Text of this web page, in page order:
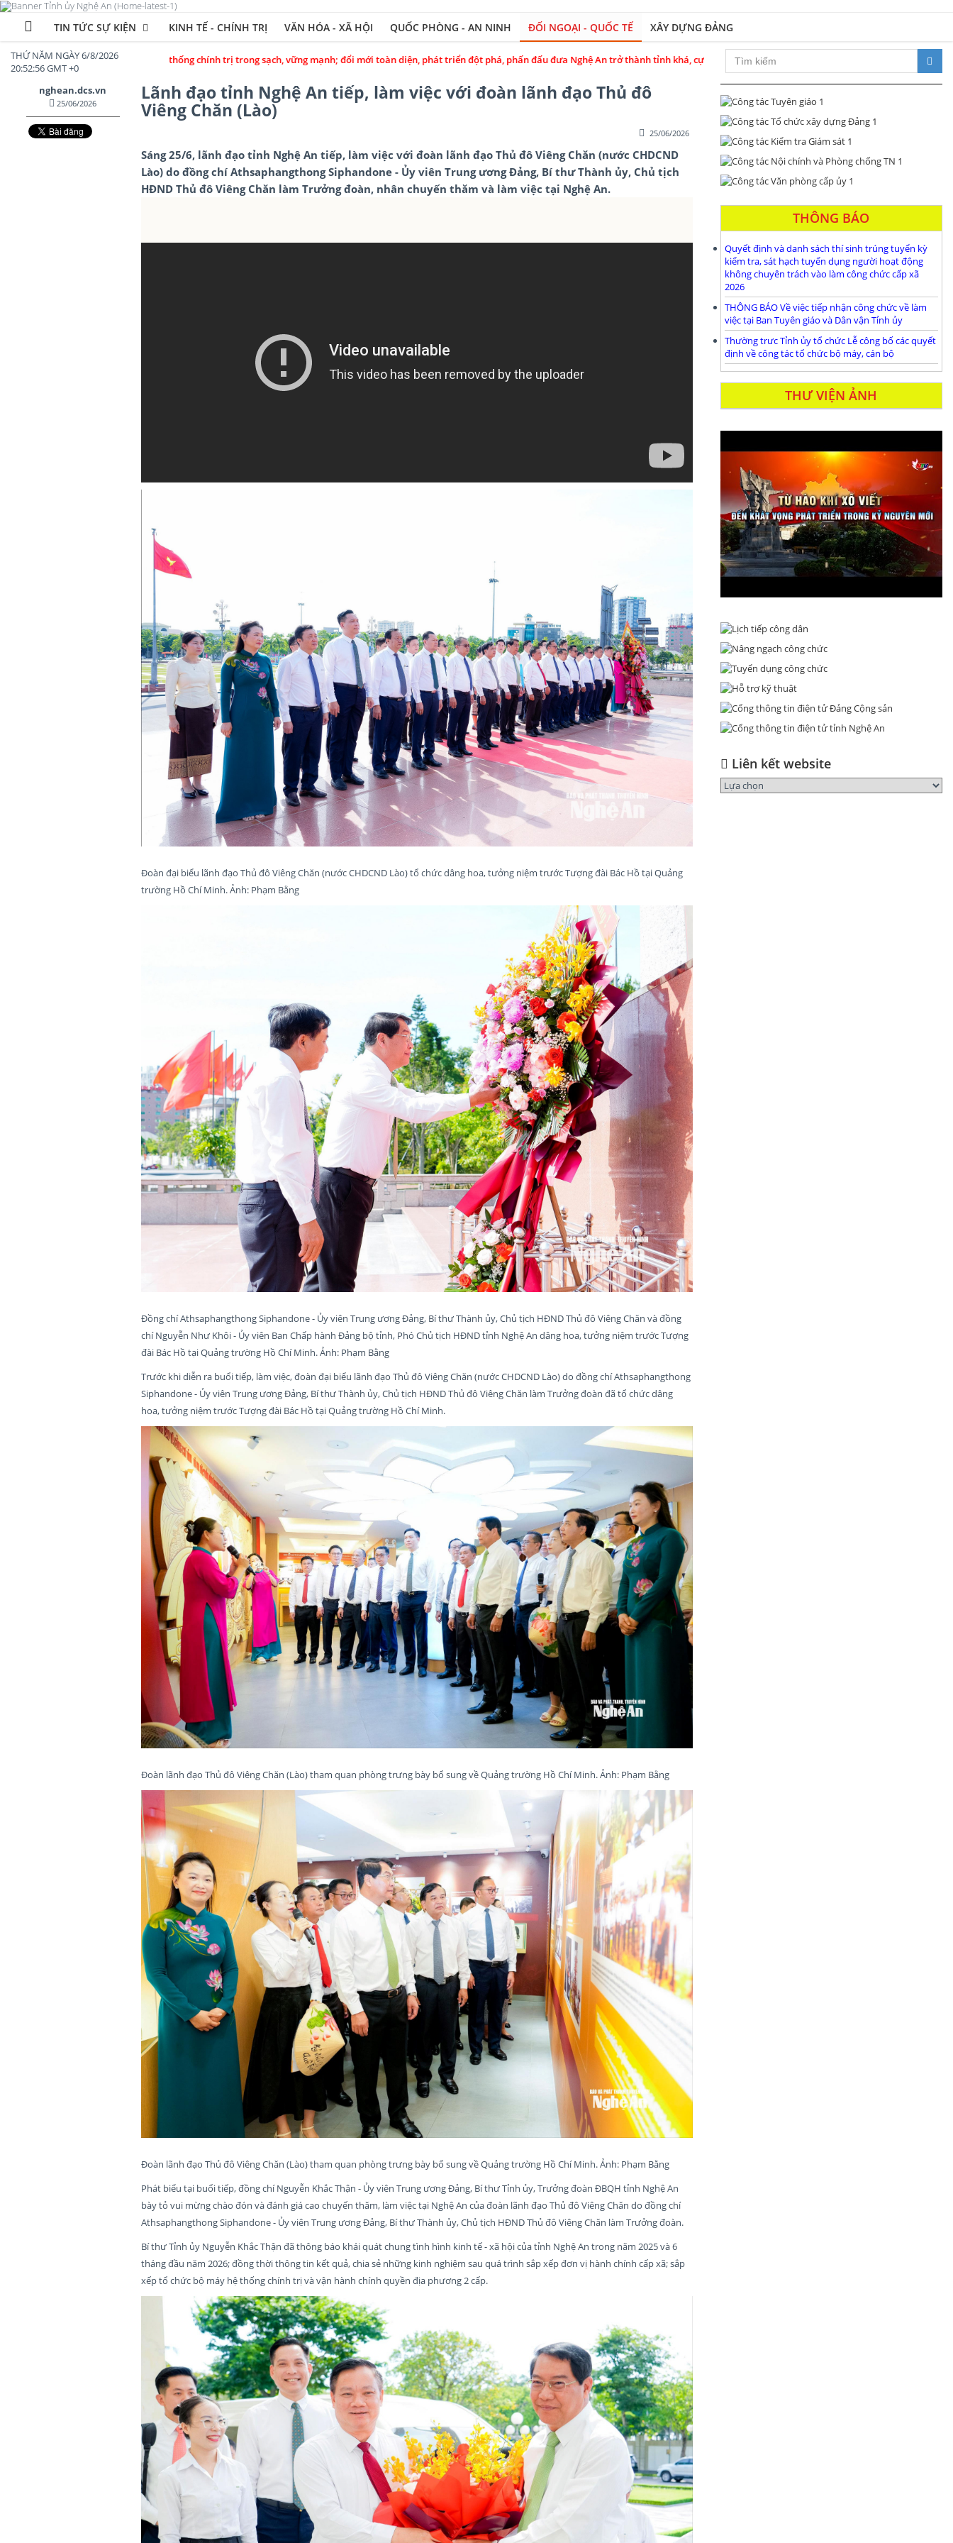
TIN TỨC SỰ KIỆN KINH TẾ - CHÍNH TRỊ VĂN HÓA - XÃ HỘI QUỐC PHÒNG - AN NINH ĐỐI NGOẠI - QUỐC TẾ XÂY DỰNG ĐẢNG
THỨ NĂM NGÀY 6/8/2026
20:52:58 GMT +0
dựng Đảng bộ và hệ thống chính trị trong sạch, vững mạnh; đổi mới toàn diện, phát triển đột phá, phấn đấu đưa Nghệ An trở thành tỉnh khá, cực tăng trưởng tầm quốc gia trong kỷ nguyên phát triển mới
nghean.dcs.vn
25/06/2026 Lãnh đạo tỉnh Nghệ An tiếp, làm việc với đoàn lãnh đạo Thủ đô
Viêng Chăn (Lào)
25/06/2026
Sáng 25/6, lãnh đạo tỉnh Nghệ An tiếp, làm việc với đoàn lãnh đạo Thủ đô Viêng Chăn (nước CHDCND
Lào) do đồng chí Athsaphangthong Siphandone - Ủy viên Trung ương Đảng, Bí thư Thành ủy, Chủ tịch
HĐND Thủ đô Viêng Chăn làm Trưởng đoàn, nhân chuyến thăm và làm việc tại Nghệ An.
Đoàn đại biểu lãnh đạo Thủ đô Viêng Chăn (nước CHDCND Lào) tổ chức dâng hoa, tưởng niệm trước Tượng đài Bác Hồ tại Quảng
trường Hồ Chí Minh. Ảnh: Phạm Bằng
Đồng chí Athsaphangthong Siphandone - Ủy viên Trung ương Đảng, Bí thư Thành ủy, Chủ tịch HĐND Thủ đô Viêng Chăn và đồng
chí Nguyễn Như Khôi - Ủy viên Ban Chấp hành Đảng bộ tỉnh, Phó Chủ tịch HĐND tỉnh Nghệ An dâng hoa, tưởng niệm trước Tượng
đài Bác Hồ tại Quảng trường Hồ Chí Minh. Ảnh: Phạm Bằng
Trước khi diễn ra buổi tiếp, làm việc, đoàn đại biểu lãnh đạo Thủ đô Viêng Chăn (nước CHDCND Lào) do đồng chí Athsaphangthong
Siphandone - Ủy viên Trung ương Đảng, Bí thư Thành ủy, Chủ tịch HĐND Thủ đô Viêng Chăn làm Trưởng đoàn đã tổ chức dâng
hoa, tưởng niệm trước Tượng đài Bác Hồ tại Quảng trường Hồ Chí Minh.
Đoàn lãnh đạo Thủ đô Viêng Chăn (Lào) tham quan phòng trưng bày bổ sung về Quảng trường Hồ Chí Minh. Ảnh: Phạm Bằng
Đoàn lãnh đạo Thủ đô Viêng Chăn (Lào) tham quan phòng trưng bày bổ sung về Quảng trường Hồ Chí Minh. Ảnh: Phạm Bằng
Phát biểu tại buổi tiếp, đồng chí Nguyễn Khắc Thận - Ủy viên Trung ương Đảng, Bí thư Tỉnh ủy, Trưởng đoàn ĐBQH tỉnh Nghệ An
bày tỏ vui mừng chào đón và đánh giá cao chuyến thăm, làm việc tại Nghệ An của đoàn lãnh đạo Thủ đô Viêng Chăn do đồng chí
Athsaphangthong Siphandone - Ủy viên Trung ương Đảng, Bí thư Thành ủy, Chủ tịch HĐND Thủ đô Viêng Chăn làm Trưởng đoàn.
Bí thư Tỉnh ủy Nguyễn Khắc Thận đã thông báo khái quát chung tình hình kinh tế - xã hội của tỉnh Nghệ An trong năm 2025 và 6
tháng đầu năm 2026; đồng thời thông tin kết quả, chia sẻ những kinh nghiệm sau quá trình sắp xếp đơn vị hành chính cấp xã; sắp
xếp tổ chức bộ máy hệ thống chính trị và vận hành chính quyền địa phương 2 cấp.
THÔNG BÁO
Quyết định và danh sách thí sinh trúng tuyển kỳ
kiểm tra, sát hạch tuyển dụng người hoạt động
không chuyên trách vào làm công chức cấp xã
2026
THÔNG BÁO Về việc tiếp nhận công chức về làm
việc tại Ban Tuyên giáo và Dân vận Tỉnh ủy
Thường trưc Tỉnh ủy tổ chức Lễ công bố các quyết
định về công tác tổ chức bộ máy, cán bộ
THƯ VIỆN ẢNH
Liên kết website